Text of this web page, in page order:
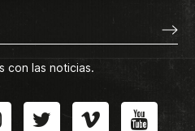
con las noticias.